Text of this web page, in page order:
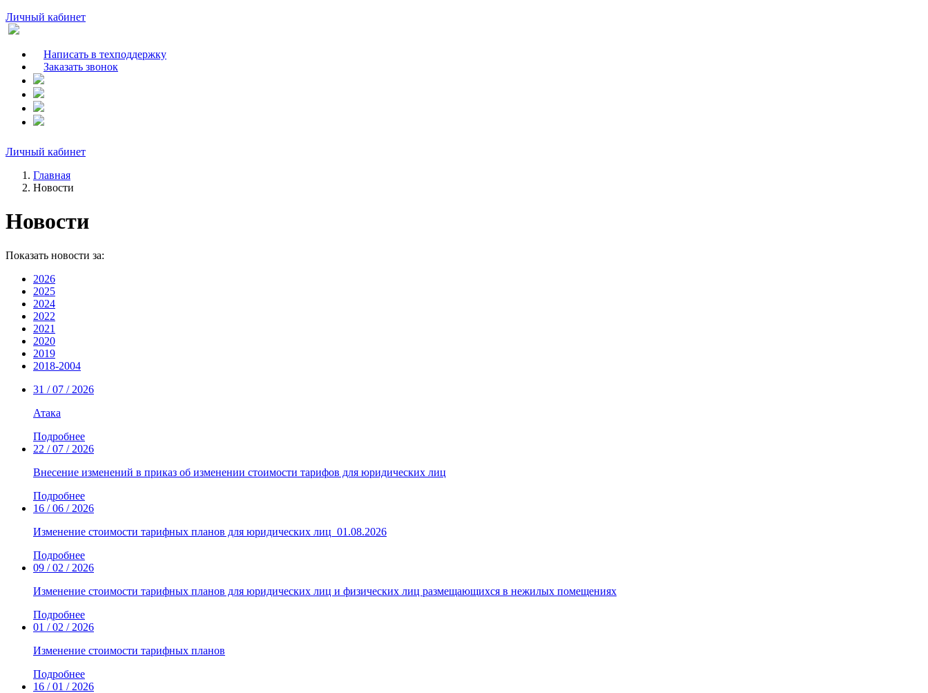
Личный кабинет
Написать в техподдержку
Заказать звонок
Личный кабинет
Главная
Новости
Новости
Показать новости за:
2026
2025
2024
2022
2021
2020
2019
2018-2004
31 / 07 / 2026
Атака
Подробнее
22 / 07 / 2026
Внесение изменений в приказ об изменении стоимости тарифов для юридических лиц
Подробнее
16 / 06 / 2026
Изменение стоимости тарифных планов для юридических лиц_01.08.2026
Подробнее
09 / 02 / 2026
Изменение стоимости тарифных планов для юридических лиц и физических лиц размещающихся в нежилых помещениях
Подробнее
01 / 02 / 2026
Изменение стоимости тарифных планов
Подробнее
16 / 01 / 2026